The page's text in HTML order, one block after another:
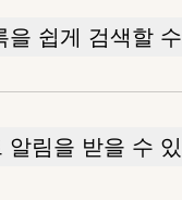
을 쉽게 검색할
알림을 받을 수